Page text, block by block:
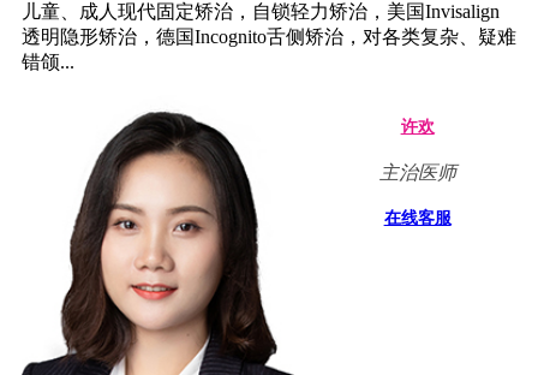
儿童、成人现代固定矫治，自锁轻力矫治，美国Invisalign
透明隐形矫治，德国Incognito舌侧矫治，对各类复杂、疑难
错颌...
许欢
主治医师
在线客服